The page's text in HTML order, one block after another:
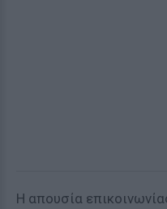
Η απουσία